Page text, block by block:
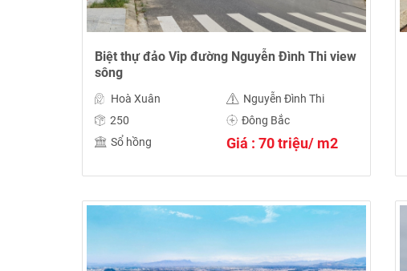
Biệt thự đảo Vip đường Nguyễn Đình Thi view
sông
Hoà Xuân
Nguyễn Đình Thi
250
Đông Bắc
Sổ hồng
Giá : 70 triệu/ m2